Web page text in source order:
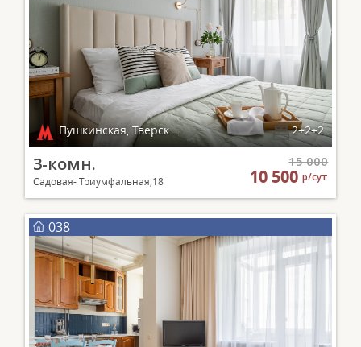
Пушкинская, Тверская, Чеховская, Маяковская 2+2+2
3-комн.
Садовая- Триумфальная,18
15 000
10 500р/сут
038